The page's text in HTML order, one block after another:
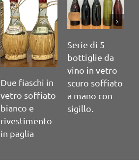
Due fiaschi in
vetro soffiato
bianco e
rivestimento
in paglia
Serie di 5
bottiglie da
vino in vetro
scuro soffiato
a mano con
sigillo.